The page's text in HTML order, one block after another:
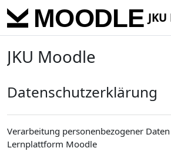
Skip to main content
JKU Moodle
Datenschutzerklärung
Verarbeitung personenbezogener
Lernplattform Moodle